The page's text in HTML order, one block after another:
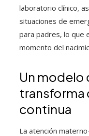
laboratorio clínico,
situaciones de
para padres, lo que
momento del
Un modelo
transforma
continua
La atención